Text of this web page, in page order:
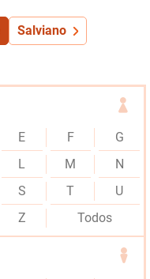
Salviano
E F
G
L M
N
S T
U
Z Todos